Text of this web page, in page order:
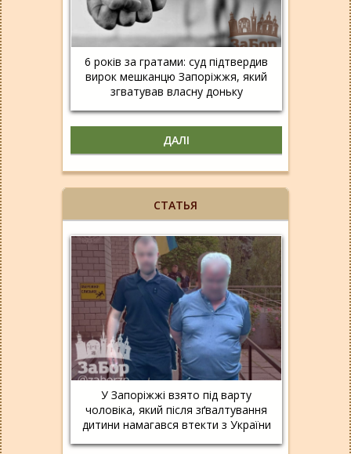
6 років за гратами: суд підтвердив
вирок мешканцю Запоріжжя, який
згватував власну доньку
ДАЛІ
СТАТЬЯ
У Запоріжжі взято під варту
чоловіка, який після зґвалтування
дитини намагався втекти з України